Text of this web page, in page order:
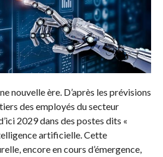
nouvelle ère. D’après les prévisions
des employés du secteur
2029 dans des postes dits «
artificielle. Cette
encore en cours d’émergence,